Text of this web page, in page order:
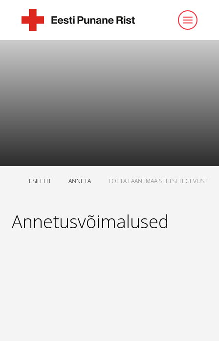
ESILEHT ANNETA TOETA LAANEMAA SELTSI TEGEVUST
Annetusvõimalused